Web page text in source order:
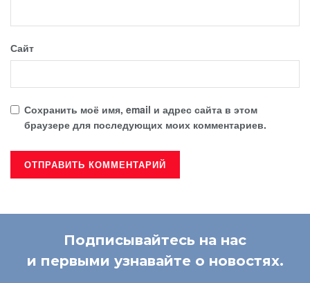
Сайт
Сохранить моё имя, email и адрес сайта в этом
браузере для последующих моих комментариев.
Подписывайтесь на нас
и первыми узнавайте о новостях.